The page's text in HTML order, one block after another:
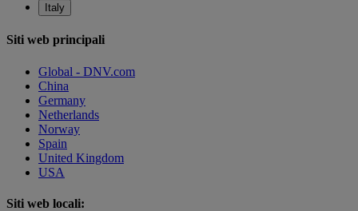
Italy
Siti web principali
Global - DNV.com
China
Germany
Netherlands
Norway
Spain
United Kingdom
USA
Siti web locali: